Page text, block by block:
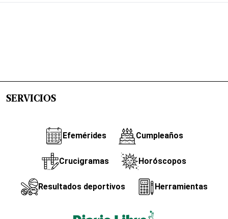
SERVICIOS
Efemérides Cumpleaños
Crucigramas Horóscopos
Resultados deportivos Herramientas